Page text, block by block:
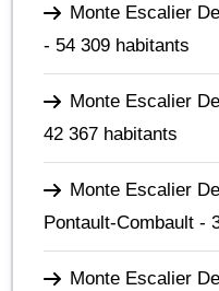
Monte Escalier
- 54 309 habitants
Monte Escalier
42 367 habitants
Monte Escalier
Pontault-Combault -
Monte Escalier